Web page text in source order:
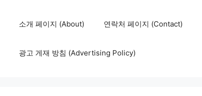
소개 페이지 (About) 연락처 페이지 (Contact)
광고 게재 방침 (Advertising Policy)